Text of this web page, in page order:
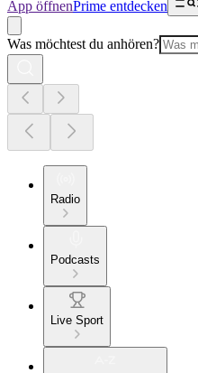
App öffnenPrime entdecken
Was möchtest du anhören?
Radio
Podcasts
Live Sport